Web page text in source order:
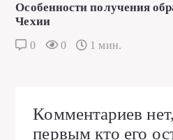
Особенности получения
Чехии
0 0 1 мин.
Комментариев
первым кто его